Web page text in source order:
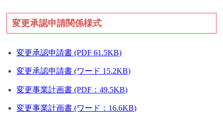
変更承認申請関係様式
変更承認申請書 (PDF 61.5KB)
変更承認申請書 (ワード 15.2KB)
変更事業計画書 (PDF：49.5KB)
変更事業計画書 (ワード：16.6KB)